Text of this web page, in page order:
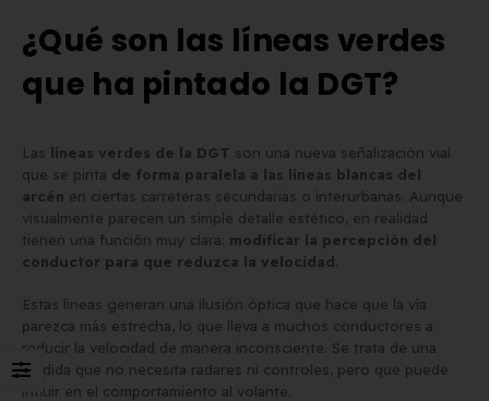
¿Qué son las líneas verdes
que ha pintado la DGT?
Las líneas verdes de la DGT son una nueva señalización vial
que se pinta de forma paralela a las líneas blancas del
arcén en ciertas carreteras secundarias o interurbanas. Aunque
visualmente parecen un simple detalle estético, en realidad
tienen una función muy clara: modificar la percepción del
conductor para que reduzca la velocidad
Estas líneas generan una ilusión óptica que hace que la vía
parezca más estrecha, lo que lleva a muchos conductores a
reducir la velocidad de manera inconsciente. Se trata de una
medida que no necesita radares ni controles, pero que puede
influir en el comportamiento al volante.
Comprarla | Carengine
mayo de 2026
matrícula en España
el BOE)
2 de junio de 2026